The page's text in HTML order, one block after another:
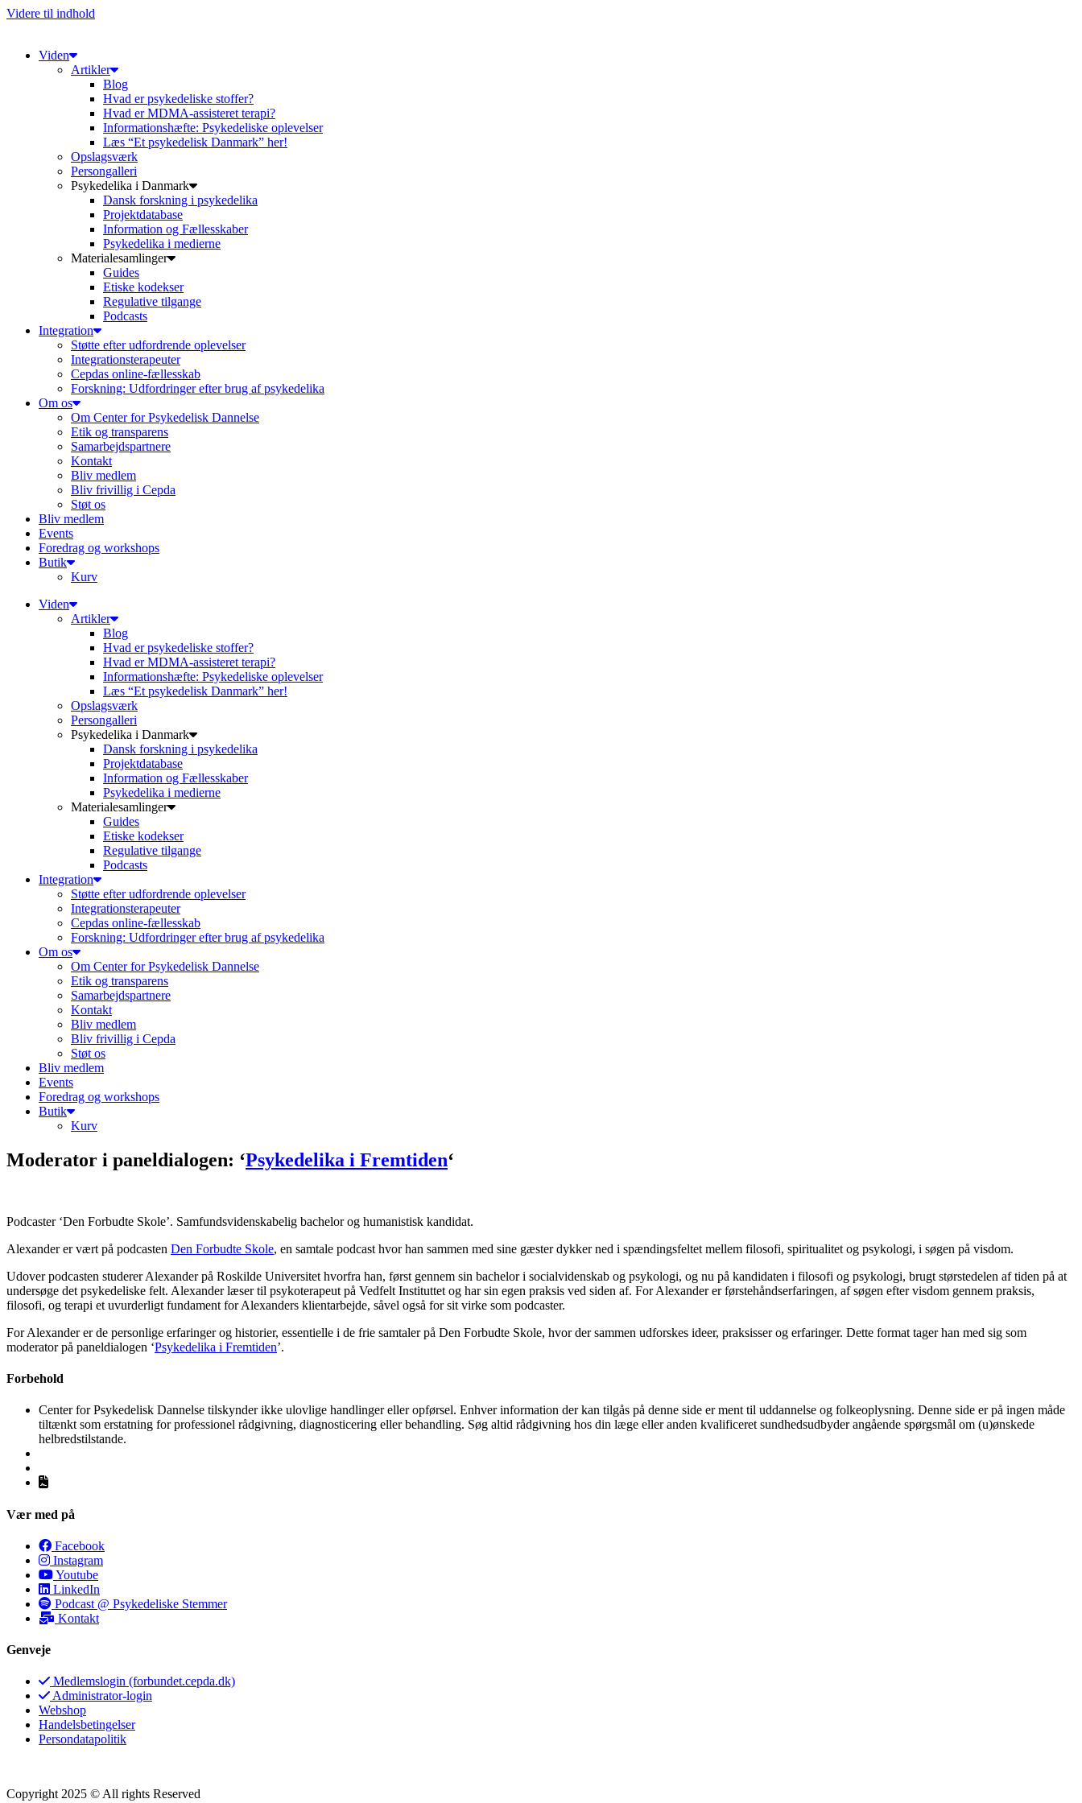
Videre til indhold
Viden
Artikler
Blog
Hvad er psykedeliske stoffer?
Hvad er MDMA-assisteret terapi?
Informationshæfte: Psykedeliske oplevelser
Læs “Et psykedelisk Danmark” her!
Opslagsværk
Persongalleri
Psykedelika i Danmark
Dansk forskning i psykedelika
Projektdatabase
Information og Fællesskaber
Psykedelika i medierne
Materialesamlinger
Guides
Etiske kodekser
Regulative tilgange
Podcasts
Integration
Støtte efter udfordrende oplevelser
Integrationsterapeuter
Cepdas online-fællesskab
Forskning: Udfordringer efter brug af psykedelika
Om os
Om Center for Psykedelisk Dannelse
Etik og transparens
Samarbejdspartnere
Kontakt
Bliv medlem
Bliv frivillig i Cepda
Støt os
Bliv medlem
Events
Foredrag og workshops
Butik
Kurv
Viden
Artikler
Blog
Hvad er psykedeliske stoffer?
Hvad er MDMA-assisteret terapi?
Informationshæfte: Psykedeliske oplevelser
Læs “Et psykedelisk Danmark” her!
Opslagsværk
Persongalleri
Psykedelika i Danmark
Dansk forskning i psykedelika
Projektdatabase
Information og Fællesskaber
Psykedelika i medierne
Materialesamlinger
Guides
Etiske kodekser
Regulative tilgange
Podcasts
Integration
Støtte efter udfordrende oplevelser
Integrationsterapeuter
Cepdas online-fællesskab
Forskning: Udfordringer efter brug af psykedelika
Om os
Om Center for Psykedelisk Dannelse
Etik og transparens
Samarbejdspartnere
Kontakt
Bliv medlem
Bliv frivillig i Cepda
Støt os
Bliv medlem
Events
Foredrag og workshops
Butik
Kurv
Moderator i paneldialogen: ‘Psykedelika i Fremtiden‘
Podcaster ‘Den Forbudte Skole’. Samfundsvidenskabelig bachelor og humanistisk kandidat.
Alexander er vært på podcasten Den Forbudte Skole, en samtale podcast hvor han sammen med sine gæster dykker ned i spændingsfeltet mellem filosofi, spiritualitet og psykologi, i søgen på visdom.
Udover podcasten studerer Alexander på Roskilde Universitet hvorfra han, først gennem sin bachelor i socialvidenskab og psykologi, og nu på kandidaten i filosofi og psykologi, brugt størstedelen af tiden på at
undersøge det psykedeliske felt. Alexander læser til psykoterapeut på Vedfelt Instituttet og har sin egen praksis ved siden af. For Alexander er førstehåndserfaringen, af søgen efter visdom gennem praksis,
filosofi, og terapi et uvurderligt fundament for Alexanders klientarbejde, såvel også for sit virke som podcaster.
For Alexander er de personlige erfaringer og historier, essentielle i de frie samtaler på Den Forbudte Skole, hvor der sammen udforskes ideer, praksisser og erfaringer. Dette format tager han med sig som
moderator på paneldialogen ‘Psykedelika i Fremtiden’.
Forbehold
Center for Psykedelisk Dannelse tilskynder ikke ulovlige handlinger eller opførsel. Enhver information der kan tilgås på denne side er ment til uddannelse og folkeoplysning. Denne side er på ingen måde
tiltænkt som erstatning for professionel rådgivning, diagnosticering eller behandling. Søg altid rådgivning hos din læge eller anden kvalificeret sundhedsudbyder angående spørgsmål om (u)ønskede
helbredstilstande.
Vær med på
Facebook
Instagram
Youtube
LinkedIn
Podcast @ Psykedeliske Stemmer
Kontakt
Genveje
Medlemslogin (forbundet.cepda.dk)
Administrator-login
Webshop
Handelsbetingelser
Persondatapolitik
Copyright 2025 © All rights Reserved